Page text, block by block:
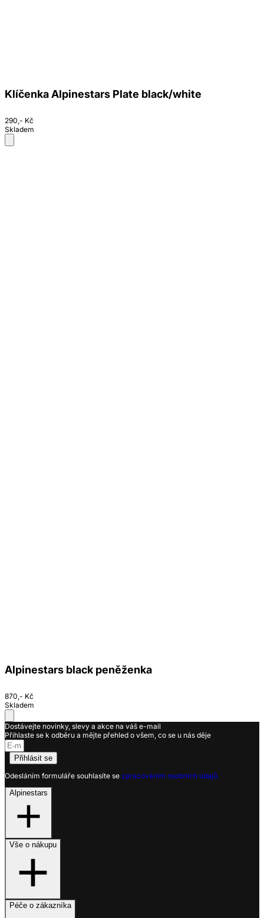
Klíčenka Alpinestars Plate black/white
290,- Kč
Skladem
Alpinestars black peněženka
870,- Kč
Skladem
Dostávejte novinky, slevy a akce na váš e-mail
Přihlaste se k odběru a mějte přehled o všem, co se u nás děje
Přihlásit se
Odesláním formuláře souhlasíte se zpracováním osobních údajů.
Alpinestars
Vše o nákupu
Péče o zákazníka